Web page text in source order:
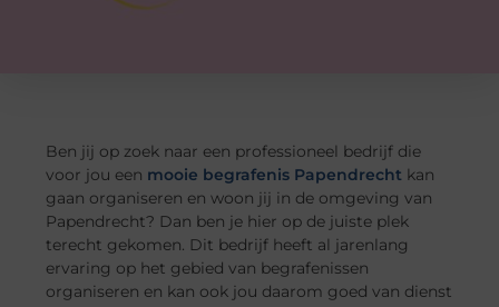
Ben jij op zoek naar een professioneel bedrijf die
voor jou een mooie begrafenis Papendrecht kan
gaan organiseren en woon jij in de omgeving van
Papendrecht? Dan ben je hier op de juiste plek
terecht gekomen. Dit bedrijf heeft al jarenlang
ervaring op het gebied van begrafenissen
organiseren en kan ook jou daarom goed van dienst